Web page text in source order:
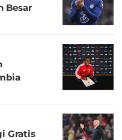
Besar
Gratis